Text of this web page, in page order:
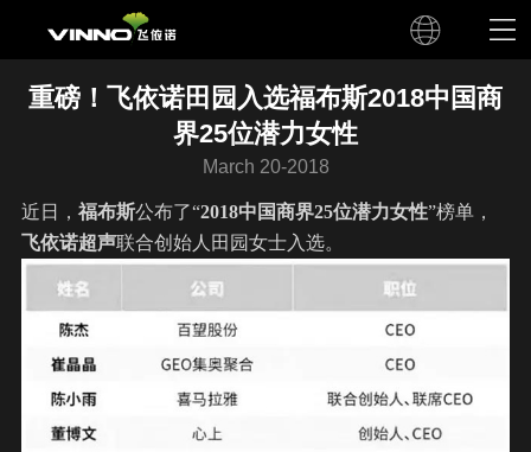
重磅！飞依诺田园入选福布斯2018中国商
界25位潜力女性
March 20-2018
近日， 福布斯公布了“2018中国商界25位潜力女性”榜单，
飞依诺超声联合创始人田园女士入选。